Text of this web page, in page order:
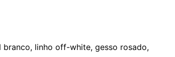
linho off-white, gesso rosado,